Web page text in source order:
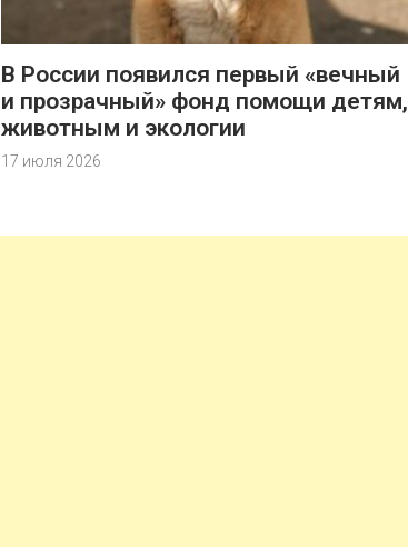
В России появился первый «вечный
и прозрачный» фонд помощи детям,
животным и экологии
17 июля 2026